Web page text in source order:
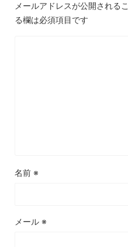
メールアドレスが公開される
る欄は必須項目です
名前 ※
メール ※